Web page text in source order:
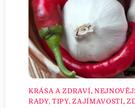
KRÁSA A ZDRAVÍ,
RADY, TIPY, ZAJÍMAVOSTI,